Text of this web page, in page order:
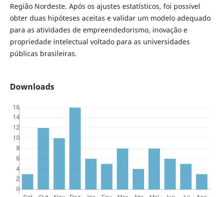
Região Nordeste. Após os ajustes estatísticos, foi possível
obter duas hipóteses aceitas e validar um modelo adequado
para as atividades de empreendedorismo, inovação e
propriedade intelectual voltado para as universidades
públicas brasileiras.
Downloads